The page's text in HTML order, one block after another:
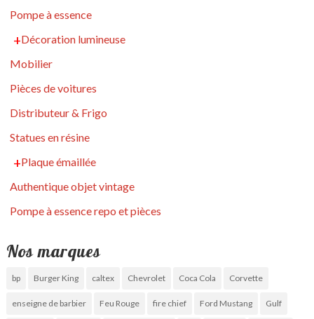
Pompe à essence
Décoration lumineuse
Mobilier
Pièces de voitures
Distributeur & Frigo
Statues en résine
Plaque émaillée
Authentique objet vintage
Pompe à essence repo et pièces
Nos marques
bp Burger King caltex Chevrolet Coca Cola Corvette
enseigne de barbier Feu Rouge fire chief Ford Mustang Gulf